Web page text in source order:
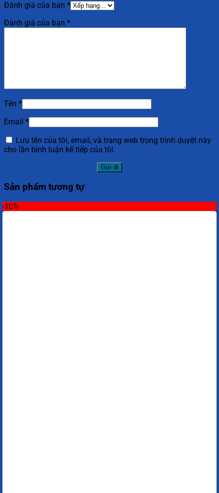
Đánh giá của bạn *
Đánh giá của bạn *
Tên *
Email *
Lưu tên của tôi, email, và trang web trong trình duyệt này
cho lần bình luận kế tiếp của tôi.
Sản phẩm tương tự
-10%